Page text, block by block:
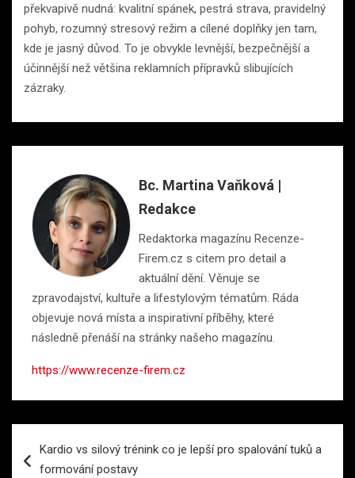
překvapivě nudná: kvalitní spánek, pestrá strava, pravidelný
pohyb, rozumný stresový režim a cílené doplňky jen tam,
kde je jasný důvod. To je obvykle levnější, bezpečnější a
účinnější než většina reklamních přípravků slibujících
zázraky.
Bc. Martina Vaňková |
Redakce
Redaktorka magazínu Recenze-
Firem.cz s citem pro detail a
aktuální dění. Věnuje se
zpravodajství, kultuře a lifestylovým tématům. Ráda
objevuje nová místa a inspirativní příběhy, které
následně přenáší na stránky našeho magazínu.
https://www.recenze-firem.cz
proKardio vs silový trénink co je lepší pro spalování tuků a
formování postavy